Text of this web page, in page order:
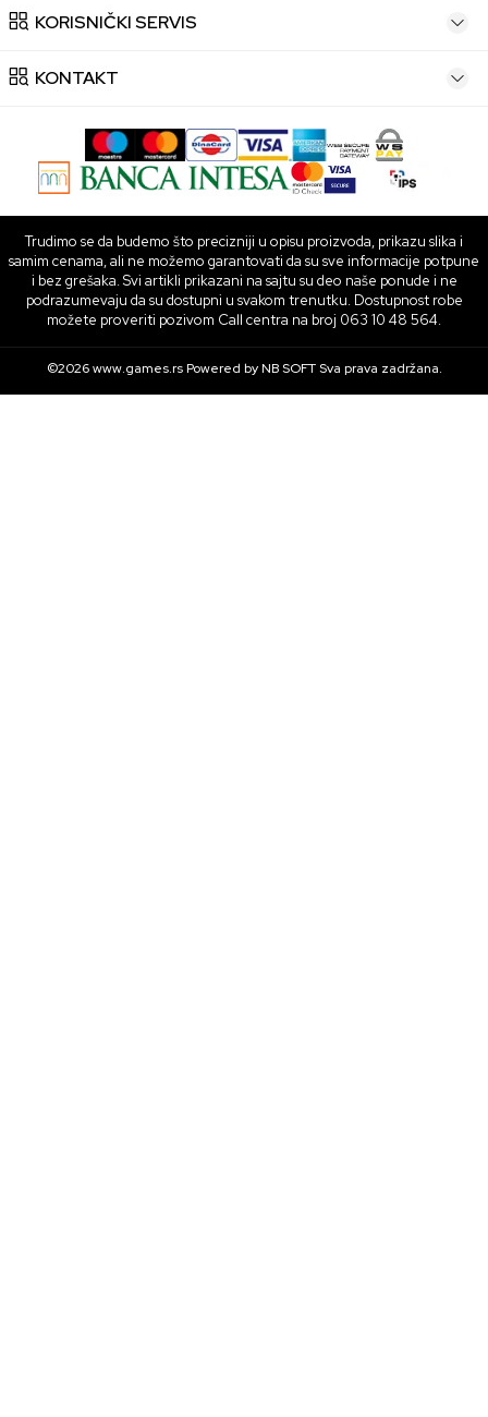
KORISNIČKI SERVIS
KONTAKT
Trudimo se da budemo što precizniji u opisu proizvoda, prikazu slika i
samim cenama, ali ne možemo garantovati da su sve informacije potpune
i bez grešaka. Svi artikli prikazani na sajtu su deo naše ponude i ne
podrazumevaju da su dostupni u svakom trenutku. Dostupnost robe
možete proveriti pozivom Call centra na broj 063 10 48 564.
©2026www.games.rs Powered byNB SOFTSva prava zadržana.